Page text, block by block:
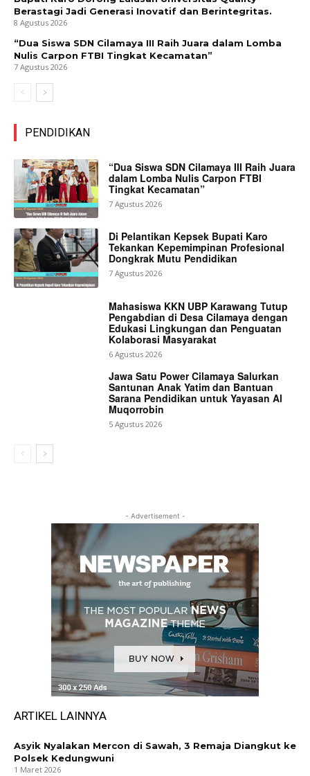
Berastagi Jadi Generasi Inovatif dan Berintegritas.
8 Agustus 2026
“Dua Siswa SDN Cilamaya III Raih Juara dalam Lomba
Nulis Carpon FTBI Tingkat Kecamatan”
7 Agustus 2026
PENDIDIKAN
“Dua Siswa SDN Cilamaya III Raih Juara
dalam Lomba Nulis Carpon FTBI
Tingkat Kecamatan”
7 Agustus 2026
Di Pelantikan Kepsek Bupati Karo
Tekankan Kepemimpinan Profesional
Dongkrak Mutu Pendidikan
7 Agustus 2026
Mahasiswa KKN UBP Karawang Tutup
Pengabdian di Desa Cilamaya dengan
Edukasi Lingkungan dan Penguatan
Kolaborasi Masyarakat
6 Agustus 2026
Jawa Satu Power Cilamaya Salurkan
Santunan Anak Yatim dan Bantuan
Sarana Pendidikan untuk Yayasan Al
Muqorrobin
5 Agustus 2026
- Advertisement -
ARTIKEL LAINNYA
Asyik Nyalakan Mercon di Sawah, 3 Remaja Diangkut ke
Polsek Kedungwuni
1 Maret 2026